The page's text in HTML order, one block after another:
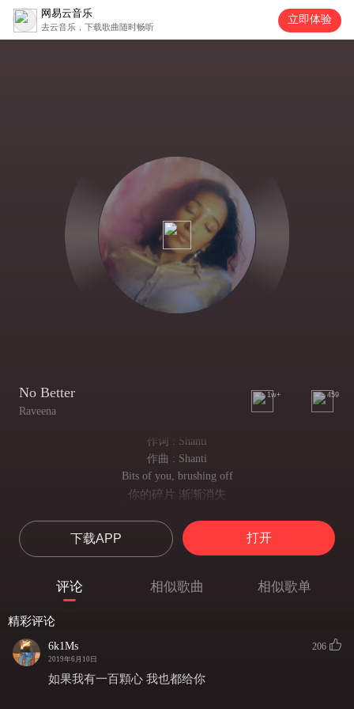
网易云音乐
去云音乐，下载歌曲随时畅听
立即体验
No Better
Raveena
1w+ 459
作词 : Shanti
作曲 : Shanti
Bits of you, brushing off
你的碎片 渐渐消失
于我微笑 于我伤疤
Best friends for some time
做了许久的好朋友
现在你懂我的所有所有
But honey look at this movie
下载APP 打开
评论 相似歌曲 相似歌单
精彩评论
6k1Ms
2019年6月10日
206
如果我有一百顆心 我也都给你